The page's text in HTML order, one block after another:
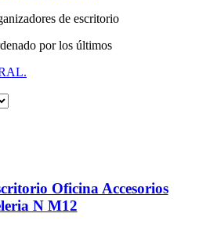
de escritorio
por los últimos
Oficina Accesorios
N M12